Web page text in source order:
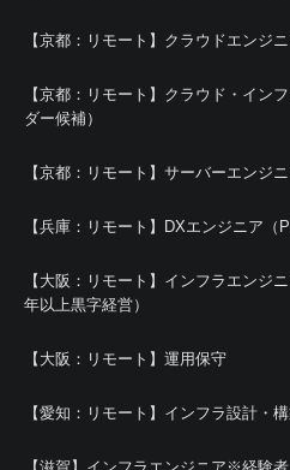
【京都：リモート】クラウドエンジ
【京都：リモート】クラウド・イン
ダー候補）
【京都：リモート】サーバーエンジ
【兵庫：リモート】DXエンジニア（
【大阪：リモート】インフラエンジ
年以上黒字経営）
【大阪：リモート】運用保守
【愛知：リモート】インフラ設計・